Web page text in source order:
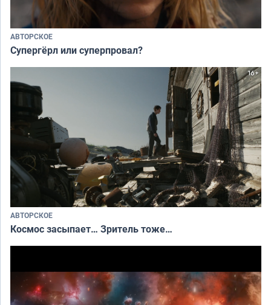
АВТОРСКОЕ
Супергёрл или суперпровал?
АВТОРСКОЕ
Космос засыпает… Зритель тоже…